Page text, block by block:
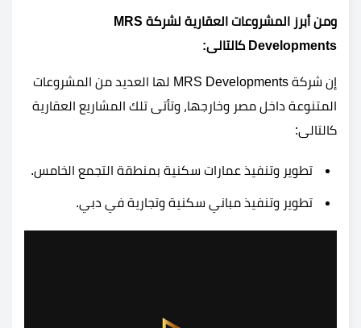
ومن أبرز المشروعات العقارية لشركة MRS
Developments كالتالى:
إن شركة MRS Developments لها العديد من المشروعات
المتنوعة داخل مصر وخارجها، وتأتى تلك المشاريع العقارية
كالتالى:
تطوير وتنفيذ عمارات سكنية بمنطقة التجمع الخامس.
تطوير وتنفيذ مباني سكنية وتجارية في دبي.